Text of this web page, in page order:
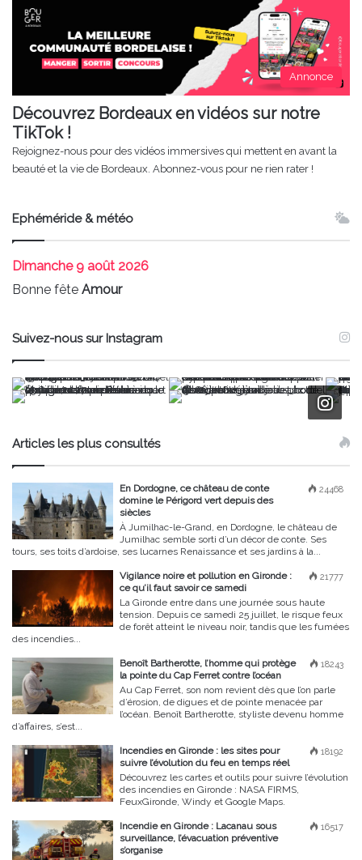
Annonce
Découvrez Bordeaux en vidéos sur notre
TikTok !
Rejoignez-nous pour des vidéos immersives qui mettent en avant la
beauté et la vie de Bordeaux. Abonnez-vous pour ne rien rater !
Ephéméride & météo
Dimanche9 août 2026
Bonne fête Amour
Suivez-nous sur Instagram
Articles les plus consultés
24468
En Dordogne, ce château de conte
domine le Périgord vert depuis des
siècles
À Jumilhac-le-Grand, en Dordogne, le château de
Jumilhac semble sorti d’un décor de conte. Ses
tours, ses toits d’ardoise, ses lucarnes Renaissance et ses jardins à la...
21777
Vigilance noire et pollution en Gironde :
ce qu’il faut savoir ce samedi
La Gironde entre dans une journée sous haute
tension. Depuis ce samedi 25 juillet, le risque feux
de forêt atteint le niveau noir, tandis que les fumées
des incendies...
18243
Benoît Bartherotte, l’homme qui protège
la pointe du Cap Ferret contre l’océan
Au Cap Ferret, son nom revient dès que l’on parle
d’érosion, de digues et de pointe menacée par
l’océan. Benoît Bartherotte, styliste devenu homme
d’affaires, s’est...
18192
Incendies en Gironde : les sites pour
suivre l’évolution du feu en temps réel
Découvrez les cartes et outils pour suivre l’évolution
des incendies en Gironde : NASA FIRMS,
FeuxGironde, Windy et Google Maps.
16517
Incendie en Gironde : Lacanau sous
surveillance, l’évacuation préventive
s’organise